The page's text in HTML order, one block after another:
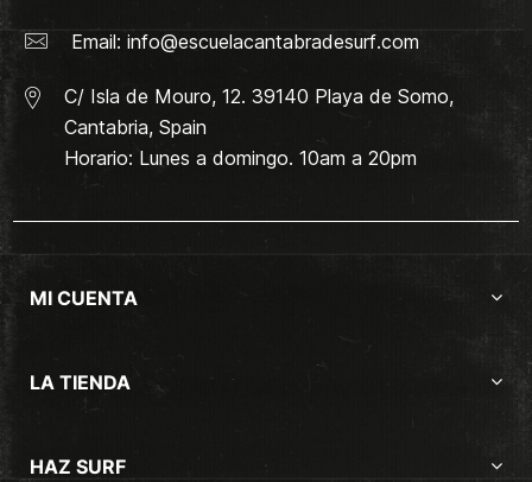
Email: info@escuelacantabradesurf.com
C/ Isla de Mouro, 12. 39140 Playa de Somo,
Cantabria, Spain
Horario: Lunes a domingo. 10am a 20pm
MI CUENTA
LA TIENDA
HAZ SURF